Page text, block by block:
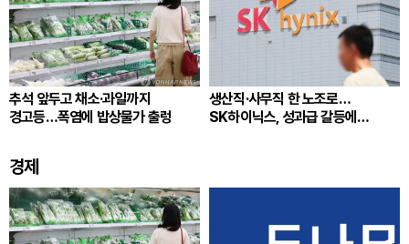
추석 앞두고 채소·과일까지
경고등…폭염에 밥상물가 출렁
생산직·사무직 한 노조로…
SK하이닉스, 성과급 갈등에
경제